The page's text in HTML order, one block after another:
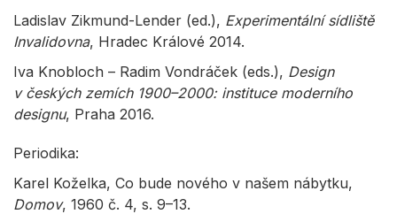
Ladislav Zikmund-Lender (ed.), Experimentální sídliště
Invalidovna, Hradec Králové 2014.
Iva Knobloch – Radim Vondráček (eds.), Design
v českých zemích 1900–2000: instituce moderního
designu, Praha 2016.
Periodika:
Karel Koželka, Co bude nového v našem nábytku,
Domov, 1960 č. 4, s. 9–13.